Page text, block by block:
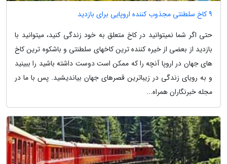
9 کاخ سلطنتی مجذوب کننده اروپایی برای بازدید
حتی اگر شما نمیتوانید در کاخ متعلق به خود زندگی کنید، میتوانید با
بازدید از بعضی از خیره کننده ترین کاخهای سلطنتی و باشکوه ترین کاخ
های جهان در اروپا آنچه را که ممکن است دوست داشته باشید را ببینید
و به رویای زندگی در زیباترین قصرهای جهان بیاندیشید. پس با ما در
مجله خبرنگاران همراه...